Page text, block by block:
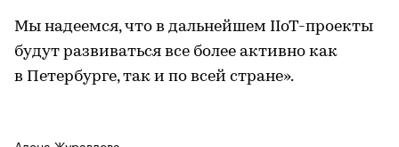
Мы надеемся, что в дальнейшем IIoT-проекты
будут развиваться все более активно как
в Петербурге, так и по всей стране».